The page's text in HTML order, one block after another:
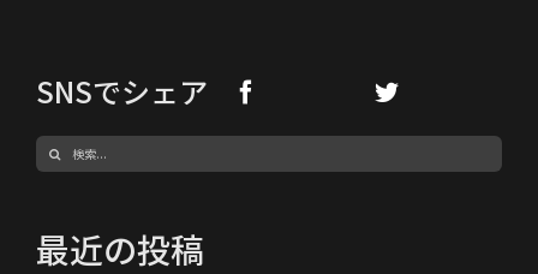
SNSでシェア
検
最近の投稿